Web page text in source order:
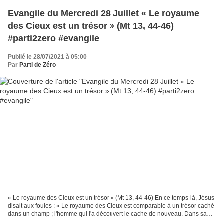
Evangile du Mercredi 28 Juillet « Le royaume
des Cieux est un trésor » (Mt 13, 44-46)
#parti2zero #evangile
Publié le 28/07/2021 à 05:00
Par Parti de Zéro
« Le royaume des Cieux est un trésor » (Mt 13, 44-46) En ce temps-là, Jésus
disait aux foules : « Le royaume des Cieux est comparable à un trésor caché
dans un champ ; l'homme qui l'a découvert le cache de nouveau. Dans sa